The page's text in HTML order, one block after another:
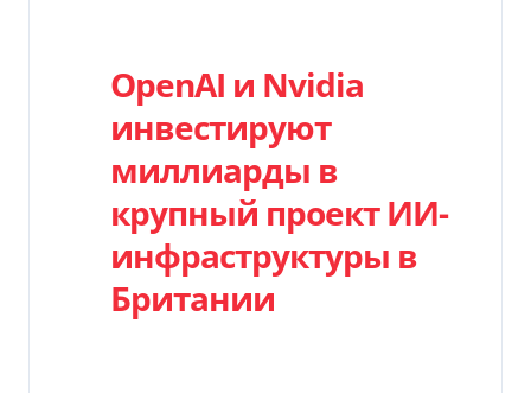
OpenAI и Nvidia
инвестируют
миллиарды в
крупный проект ИИ-
инфраструктуры в
Британии